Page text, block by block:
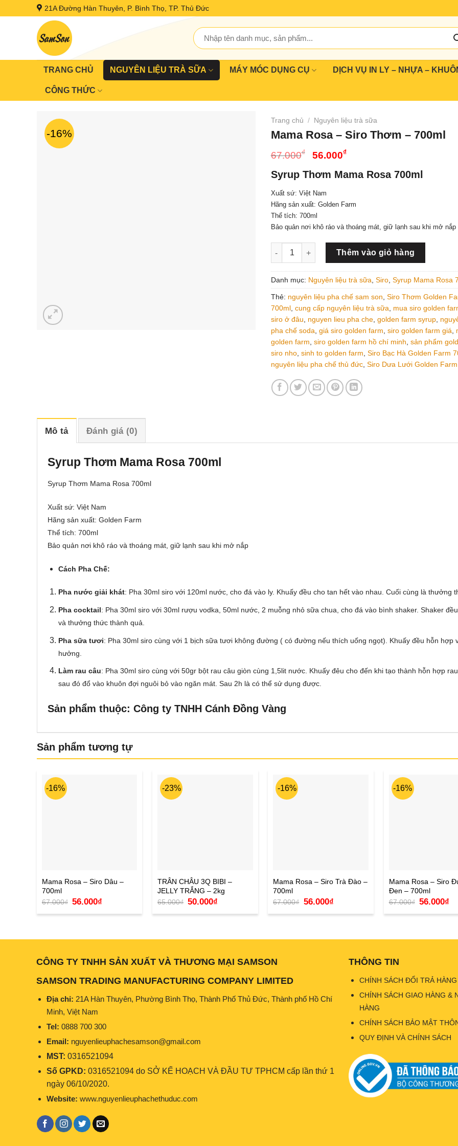
to
21A Đường Hàn Thuyên, P. Bình Thọ, TP. Thủ Đức
Tìm
kiếm:
TRANG CHỦ NGUYÊN LIỆU TRÀ SỮA MÁY MÓC DỤNG CỤ DỊCH VỤ IN LY – NHỰA –
CÔNG THỨC
-16%
Trang chủ / Nguyên liệu trà sữa
Mama Rosa – Siro Thơm – 700ml
67.000₫
Giá
là:
67.000₫.
56.000₫Giá
tại
56.000₫.
Syrup Thơm Mama Rosa 700ml
Xuất sứ: Việt Nam
Hãng sản xuất: Golden Farm
Thể tích: 700ml
Bảo quản nơi khô ráo và thoáng mát, giữ lạnh sau khi mở nắp
Mama Rosa - Siro Thơm - 700ml số lượng
Thêm vào giỏ hàng
Danh mục: Nguyên liệu trà sữa, Siro, Syrup Mama Rosa
Thẻ: nguyên liệu pha chế sam son, Siro Thơm Golden
700ml, cung cấp nguyên liệu trà sữa, mua siro golden
siro ở đâu, nguyen lieu pha che, golden farm syrup,
pha chế soda, giá siro golden farm, siro golden farm giá,
golden farm, siro golden farm hồ chí minh, sản phẩm
siro nho, sinh to golden farm, Siro Bạc Hà Golden Farm
nguyên liệu pha chế thủ đức, Siro Dưa Lưới Golden
Mô tả Đánh giá (0)
Syrup Thơm Mama Rosa 700ml
Syrup Thơm Mama Rosa 700ml
Xuất sứ: Việt Nam
Hãng sản xuất: Golden Farm
Thể tích: 700ml
Bảo quản nơi khô ráo và thoáng mát, giữ lạnh sau khi mở nắp
Cách Pha Chế:
Pha nước giải khát: Pha 30ml siro với 120ml nước, cho đá vào ly. Khuấy đều cho tan hết vào nhau. Cuối cùng là thưởng
Pha cocktail: Pha 30ml siro với 30ml rượu vodka, 50ml nước, 2 muỗng nhỏ sữa chua, cho đá vào bình shaker. Shaker
và thưởng thức thành quả.
Pha sữa tươi: Pha 30ml siro cùng với 1 bịch sữa tươi không đường ( có đường nếu thích uống ngọt). Khuấy đều hỗn hợp
hưởng.
Làm rau câu: Pha 30ml siro cùng với 50gr bột rau câu giòn cùng 1,5lit nước. Khuấy đêu cho đến khi tạo thành hỗn hợp
sau đó đổ vào khuôn đợi nguôi bỏ vào ngăn mát. Sau 2h là có thể sử dụng được.
Sản phẩm thuộc: Công ty TNHH Cánh Đồng Vàng
Sản phẩm tương tự
-16%
Mama Rosa – Siro Dâu –
700ml
67.000₫ Giá
là:
56.000₫
tại
-23%
TRÂN CHÂU 3Q BIBI –
JELLY TRẮNG – 2kg
65.000₫ Giá
là:
50.000₫
tại
-16%
Mama Rosa – Siro Trà Đào –
700ml
67.000₫
Giá
là:
56.000₫Giá
tại
-16%
Mama Rosa – Siro
Đen – 700ml
67.000₫ Giá
là:
56.000₫Giá
tại
CÔNG TY TNHH SẢN XUẤT VÀ THƯƠNG MẠI SAMSON
SAMSON TRADING MANUFACTURING COMPANY LIMITED
Địa chỉ: 21A Hàn Thuyên, Phường Bình Thọ, Thành Phố Thủ Đức, Thành phố Hồ Chí
Minh, Việt Nam
Tel:0888 700 300
Email: nguyenlieuphachesamson@gmail.com
MST:0316521094
Số GPKD:0316521094 do SỞ KẾ HOẠCH VÀ ĐẦU TƯ TPHCM cấp lần thứ 1
ngày 06/10/2020.
Website: www.nguyenlieuphachethuduc.com
THÔNG TIN
CHÍNH SÁCH ĐỔI TRẢ HÀNG
CHÍNH SÁCH GIAO HÀNG &
HÀNG
CHÍNH SÁCH BẢO MẬT
QUY ĐỊNH VÀ CHÍNH SÁCH